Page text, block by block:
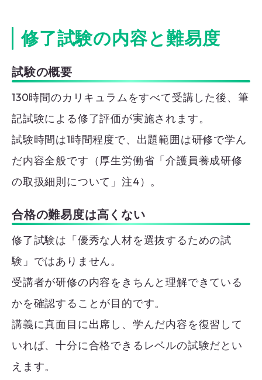
修了試験の内容と難易度
試験の概要
130時間のカリキュラムをすべて受講した後、筆
記試験による修了評価が実施されます。
試験時間は1時間程度で、出題範囲は研修で学ん
だ内容全般です（厚生労働省「介護員養成研修
の取扱細則について」注4）。
合格の難易度は高くない
修了試験は「優秀な人材を選抜するための試
験」ではありません。
受講者が研修の内容をきちんと理解できている
かを確認することが目的です。
講義に真面目に出席し、学んだ内容を復習して
いれば、十分に合格できるレベルの試験だとい
えます。